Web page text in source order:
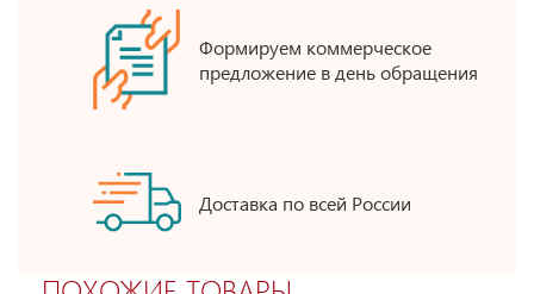
Формируем коммерческое
предложение в день обращения
Доставка по всей России